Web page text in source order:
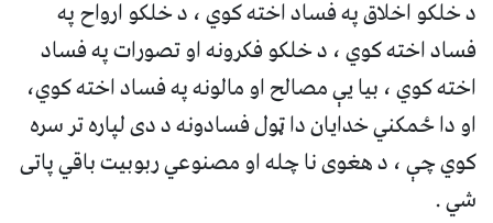
د خلکو اخلاق په فساد اخته کوي ، د خلکو ارواح په
فساد اخته کوي ، د خلکو فکرونه او تصورات په فساد
اخته کوي ، بیا یې مصالح او مالونه په فساد اخته کوي،
او دا ځمکني خدایان دا ټول فسادونه د دی لپاره تر سره
کوي چې ، د هغوی نا چله او مصنوعي ربوبیت باقي پاتی
شي .